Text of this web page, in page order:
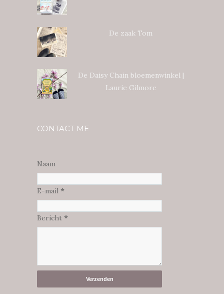
De zaak Tom
De Daisy Chain bloemenwinkel |
Laurie Gilmore
CONTACT ME
Naam
E-mail *
Bericht *